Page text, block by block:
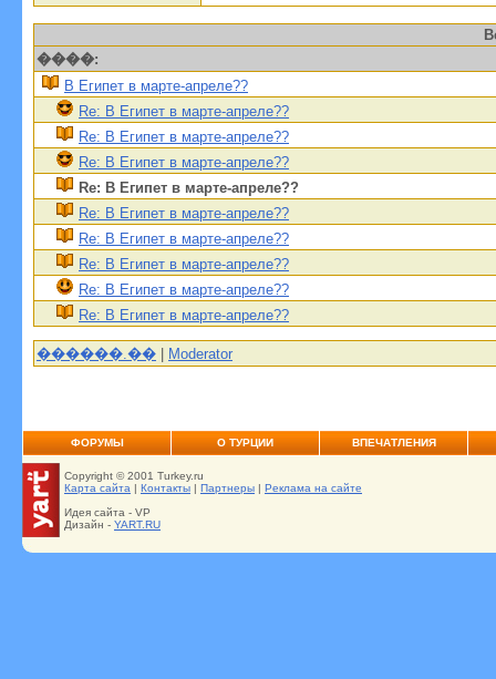
����:
В Египет в марте-апреле??
Re: В Египет в марте-апреле??
Re: В Египет в марте-апреле??
Re: В Египет в марте-апреле??
Re: В Египет в марте-апреле??
Re: В Египет в марте-апреле??
Re: В Египет в марте-апреле??
Re: В Египет в марте-апреле??
Re: В Египет в марте-апреле??
Re: В Египет в марте-апреле??
������.�� | Moderator
ФОРУМЫ О ТУРЦИИ ВПЕЧАТЛЕНИЯ
Copyright © 2001 Turkey.ru
Карта сайта | Контакты | Партнеры | Реклама на сайте
Идея сайта - VP
Дизайн - YART.RU